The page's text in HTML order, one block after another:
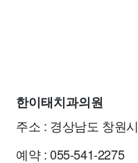
한이태치과의원
주소 : 경상남도 창원
예약 : 055-541-2275